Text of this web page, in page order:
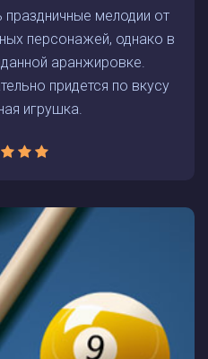
мелодии от
персонажей, однако в
аранжировке.
придется по вкусу
игрушка.